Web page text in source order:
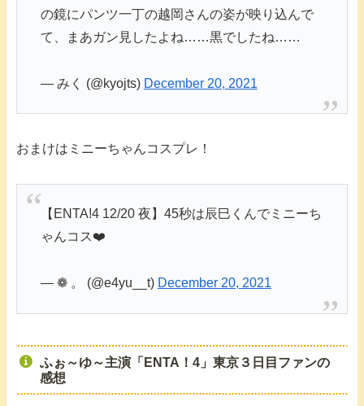
の鏡にパンツ一丁の越岡さんの姿が映り込んで
て、まあガン見したよね……黒でしたね……
— みく (@kyojts) December 20, 2021
おまけはミニーちゃんコスプレ！
【ENTA!4 12/20 夜】45秒は辰巳くんでミニーち
ゃんコス❤️
— ❁ 。 (@e4yu__t) December 20, 2021
ふぉ～ゆ～主演「ENTA！4」東京３日目ファンの
感想